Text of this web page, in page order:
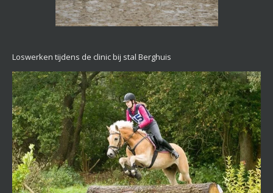
Loswerken tijdens de clinic bij stal Berghuis